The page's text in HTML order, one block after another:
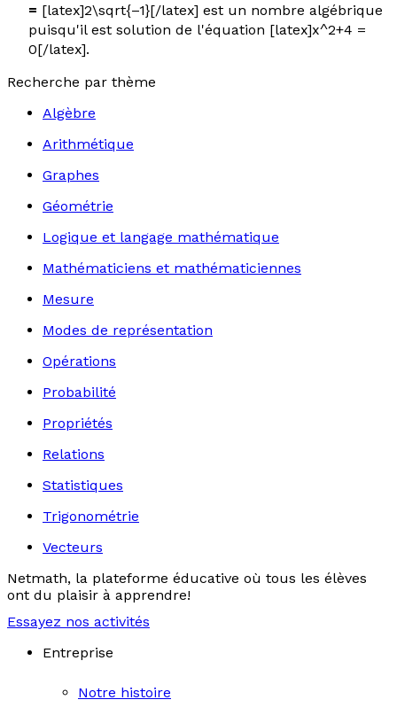
= [latex]2\sqrt{–1}[/latex] est un nombre algébrique
puisqu'il est solution de l'équation [latex]x^2+4 =
0[/latex].
Recherche par thème
Algèbre
Arithmétique
Graphes
Géométrie
Logique et langage mathématique
Mathématiciens et mathématiciennes
Mesure
Modes de représentation
Opérations
Probabilité
Propriétés
Relations
Statistiques
Trigonométrie
Vecteurs
Netmath, la plateforme éducative où tous les élèves
ont du plaisir à apprendre!
Essayez nos activités
Entreprise
Notre histoire